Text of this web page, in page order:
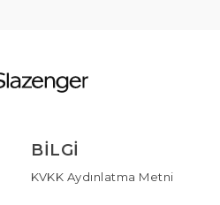
BILGI
KVKK Aydınlatma Metni